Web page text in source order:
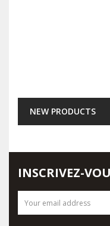
NEW PRODUCTS